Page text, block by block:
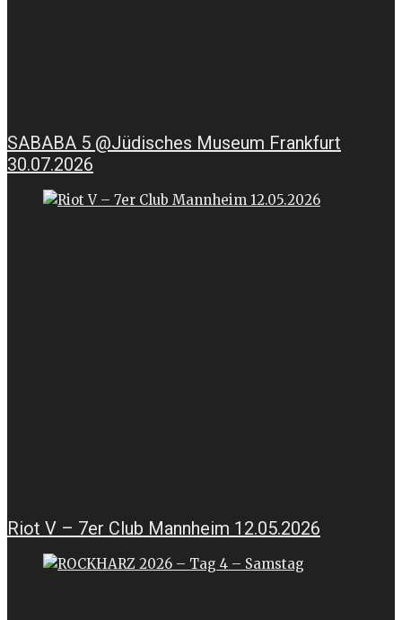
SABABA 5 @Jüdisches Museum Frankfurt
30.07.2026
Riot V – 7er Club Mannheim 12.05.2026